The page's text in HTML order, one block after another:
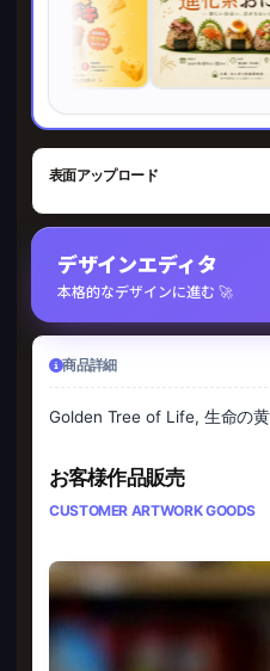
表面アップロード
デザインエディタ
本格的なデザインに進む 🚀
商品詳細
Golden Tree of Life, 生命の
お客様作品販売
CUSTOMER ARTWORK GOODS